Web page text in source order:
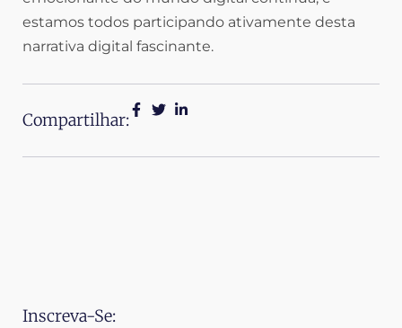
estamos todos participando ativamente desta
narrativa digital fascinante.
Compartilhar:
Inscreva-Se: